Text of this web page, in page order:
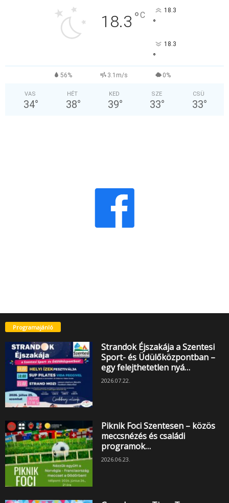
18.3 °C 18.3
°
18.3
°
56% 3.1m/s 0%
VAS
34°
HÉT
38°
KED
39°
SZE
33°
CSÜ
33°
Programajánló
Strandok Éjszakája a Szentesi
Sport- és Üdülőközpontban –
egy felejthetetlen nyá…
2026.07.22.
Piknik Foci Szentesen – közös
meccsnézés és családi
programok…
2026.06.23.